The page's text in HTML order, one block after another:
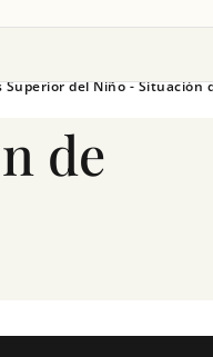
del Niño - Situación
de